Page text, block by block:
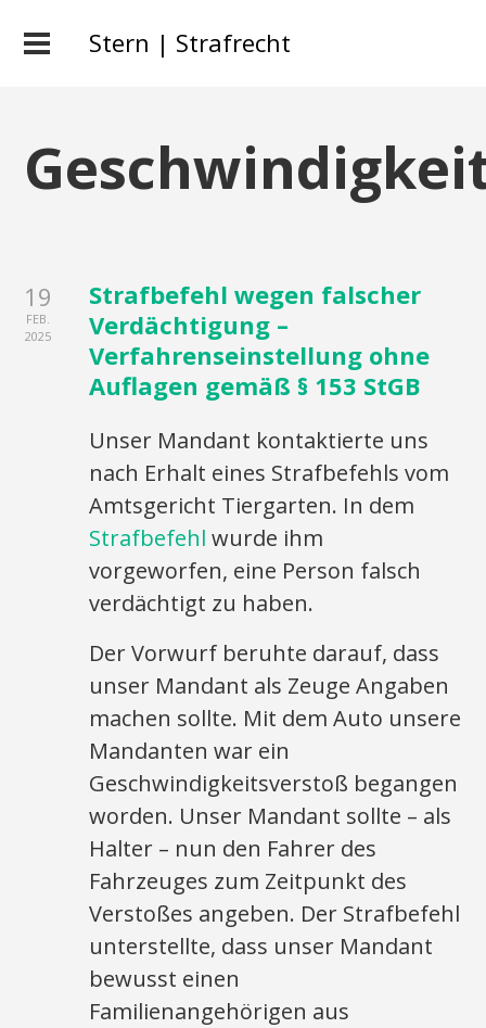
Stern | Strafrecht
19
FEB.
2025
Strafbefehl wegen falscher
Verdächtigung –
Verfahrenseinstellung ohne
Auflagen gemäß § 153 StGB
Unser Mandant kontaktierte uns
nach Erhalt eines Strafbefehls vom
Amtsgericht Tiergarten. In dem
Strafbefehl wurde ihm
vorgeworfen, eine Person falsch
verdächtigt zu haben.
Der Vorwurf beruhte darauf, dass
unser Mandant als Zeuge Angaben
machen sollte. Mit dem Auto unsere
Mandanten war ein
Geschwindigkeitsverstoß begangen
worden. Unser Mandant sollte – als
Halter – nun den Fahrer des
Fahrzeuges zum Zeitpunkt des
Verstoßes angeben. Der Strafbefehl
unterstellte, dass unser Mandant
bewusst einen
Familienangehörigen aus